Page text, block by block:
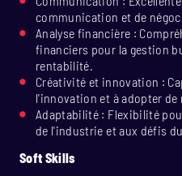
communication et de
Analyse financière :
financiers pour la gestion
rentabilité.
Créativité et innovation :
l'innovation et à adopter de
Adaptabilité : Flexibilité
de l'industrie et aux défis
Soft Skills